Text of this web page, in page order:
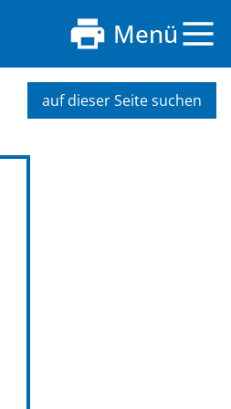
Menü
auf dieser Seite suchen